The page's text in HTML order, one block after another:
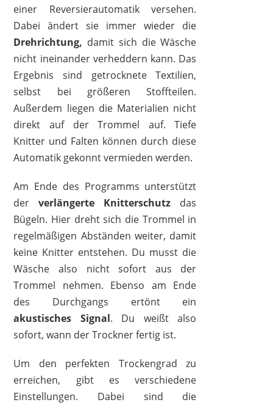
einer Reversierautomatik versehen.
Dabei ändert sie immer wieder die
Drehrichtung, damit sich die Wäsche
nicht ineinander verheddern kann. Das
Ergebnis sind getrocknete Textilien,
selbst bei größeren Stoffteilen.
Außerdem liegen die Materialien nicht
direkt auf der Trommel auf. Tiefe
Knitter und Falten können durch diese
Automatik gekonnt vermieden werden.
Am Ende des Programms unterstützt
derverlängerte Knitterschutz das
Bügeln. Hier dreht sich die Trommel in
regelmäßigen Abständen weiter, damit
keine Knitter entstehen. Du musst die
Wäsche also nicht sofort aus der
Trommel nehmen. Ebenso am Ende
des Durchgangs ertönt ein
akustisches Signal. Du weißt also
sofort, wann der Trockner fertig ist.
Um den perfekten Trockengrad zu
erreichen, gibt es verschiedene
Einstellungen. Dabei sind die